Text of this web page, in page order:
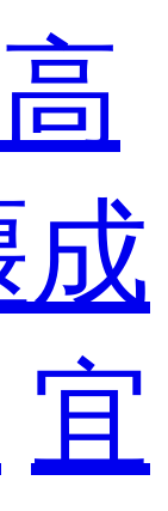
成
宜